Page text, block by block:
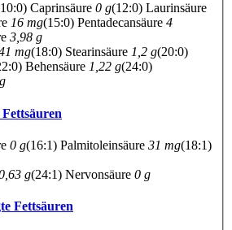
Caprinsäure 0 g(12:0) Laurinsäure
16 mg(15:0) Pentadecansäure 4
3,98 g
mg(18:0) Stearinsäure 1,2 g(20:0)
Behensäure 1,22 g(24:0)
0 g(16:1) Palmitoleinsäure 31 mg(18:1)
g(24:1) Nervonsäure 0 g
Fettsäuren